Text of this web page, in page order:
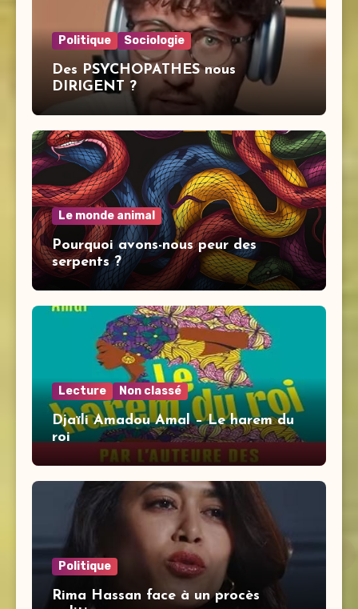
Politique Sociologie
Des PSYCHOPATHES nous
DIRIGENT ?
Le monde animal
Pourquoi avons-nous peur des
serpents ?
Lecture Non classé
Djaïli Amadou Amal – Le harem du
roi
Politique
Rima Hassan face à un procès